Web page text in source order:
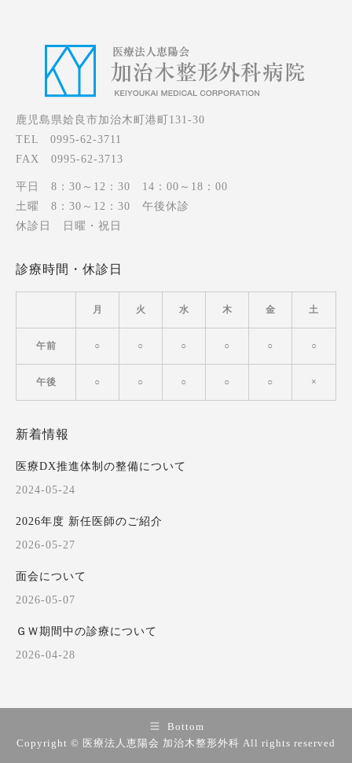
鹿児島県姶良市加治木町港町131-30
TEL 0995-62-3711
FAX 0995-62-3713
平日 8：30～12：30 14：00～18：00
土曜 8：30～12：30 午後休診
休診日 日曜・祝日
診療時間・休診日
月 火 水 木 金 土
午前 ○ ○ ○ ○ ○ ○
午後 ○ ○ ○ ○ ○ ×
新着情報
医療DX推進体制の整備について
2024-05-24
2026年度 新任医師のご紹介
2026-05-27
面会について
2026-05-07
ＧＷ期間中の診療について
2026-04-28
Bottom
Copyright © 医療法人恵陽会 加治木整形外科 All rights reserved